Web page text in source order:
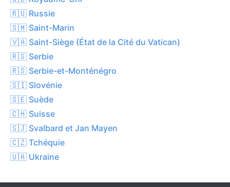
🇷🇺 Russie
🇸🇲 Saint-Marin
🇻🇦 Saint-Siège (État de la Cité du Vatican)
🇷🇸 Serbie
🇷🇸 Serbie-et-Monténégro
🇸🇮 Slovénie
🇸🇪 Suède
🇨🇭 Suisse
🇸🇯 Svalbard et Jan Mayen
🇨🇿 Tchéquie
🇺🇦 Ukraine